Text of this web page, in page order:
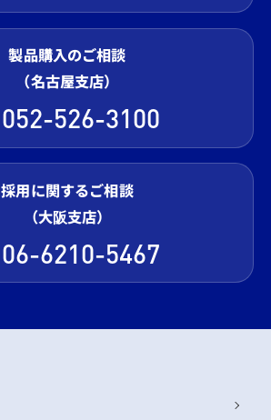
製品購入のご相談
（名古屋支店）
052-526-3100
採用に関するご相談
（大阪支店）
06-6210-5467